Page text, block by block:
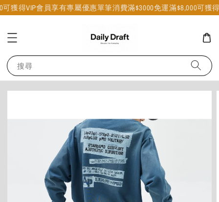
VIP會員享有專屬優惠單筆消費滿$3000免運滿$8,000可獲得VIP
搜尋